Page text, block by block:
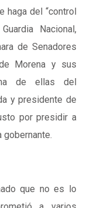
haga del “control
Nacional,
de Senadores
Morena y sus
de ellas del
y presidente de
por presidir a
que no es lo